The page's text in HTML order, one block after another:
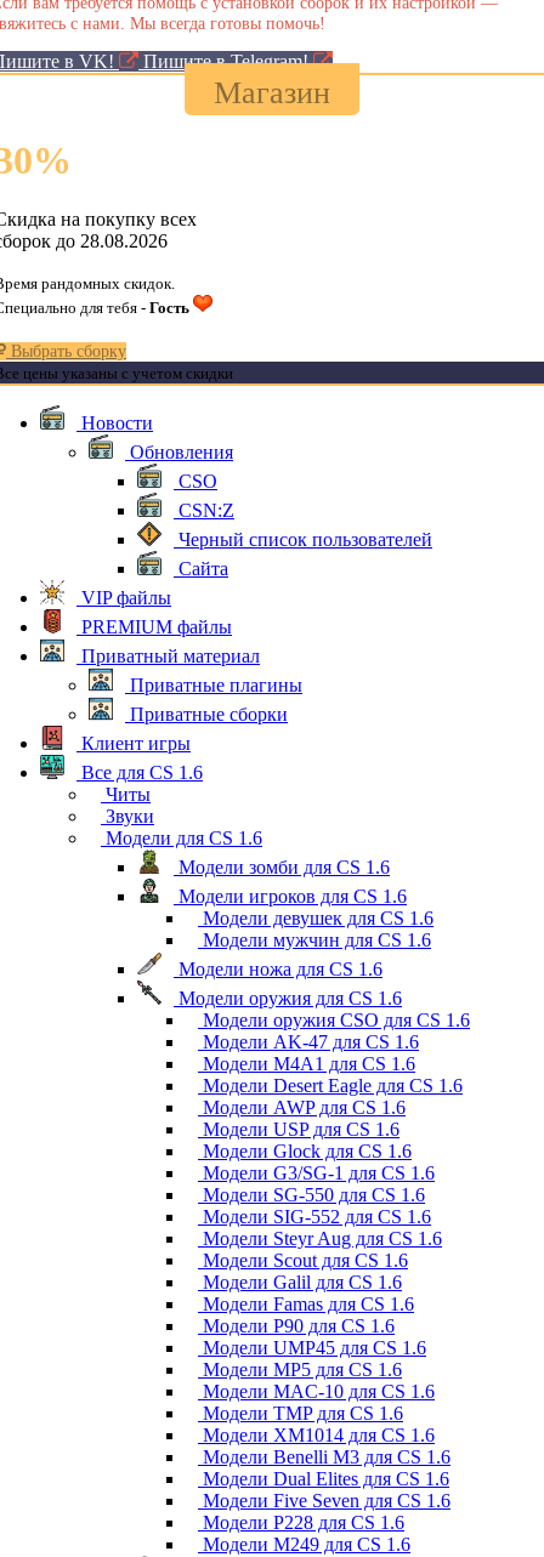
с нами. Мы всегда готовы помочь!
в VK! Пишите в Telegram!
Магазин
%
на покупку всех
до 28.08.2026
рандомных скидок.
для тебя - Гость
Выбрать сборку
цены указаны с учетом скидки
Новости
Обновления
CSO
CSN:Z
Черный список пользователей
Сайта
VIP файлы
PREMIUM файлы
Приватный материал
Приватные плагины
Приватные сборки
Клиент игры
Все для CS 1.6
Читы
Звуки
Модели для CS 1.6
Модели зомби для CS 1.6
Модели игроков для CS 1.6
Модели девушек для CS 1.6
Модели мужчин для CS 1.6
Модели ножа для CS 1.6
Модели оружия для CS 1.6
Модели оружия CSO для CS 1.6
Модели AK-47 для CS 1.6
Модели M4A1 для CS 1.6
Модели Desert Eagle для CS 1.6
Модели AWP для CS 1.6
Модели USP для CS 1.6
Модели Glock для CS 1.6
Модели G3/SG-1 для CS 1.6
Модели SG-550 для CS 1.6
Модели SIG-552 для CS 1.6
Модели Steyr Aug для CS 1.6
Модели Scout для CS 1.6
Модели Galil для CS 1.6
Модели Famas для CS 1.6
Модели P90 для CS 1.6
Модели UMP45 для CS 1.6
Модели MP5 для CS 1.6
Модели MAC-10 для CS 1.6
Модели TMP для CS 1.6
Модели XM1014 для CS 1.6
Модели Benelli M3 для CS 1.6
Модели Dual Elites для CS 1.6
Модели Five Seven для CS 1.6
Модели P228 для CS 1.6
Модели M249 для CS 1.6